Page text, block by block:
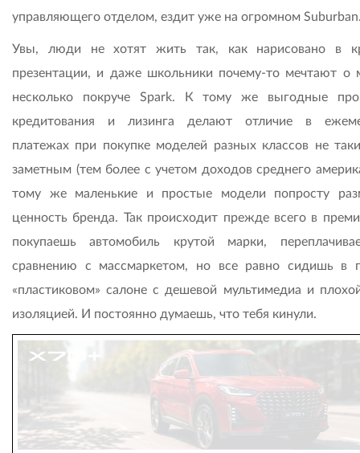
управляющего отделом, ездит уже на огромном
Увы, люди не хотят жить так, как нарисовано в
презентации, и даже школьники почему-то мечтают о
несколько покруче Spark. К тому же выгодные
кредитования и лизинга делают отличие в
платежах при покупке моделей разных классов не
заметным (тем более с учетом доходов среднего
тому же маленькие и простые модели попросту
ценность бренда. Так происходит прежде всего в
покупаешь автомобиль крутой марки,
сравнению с массмаркетом, но все равно сидишь в
«пластиковом» салоне с дешевой мультимедиа и
изоляцией. И постоянно думаешь, что тебя кинули.